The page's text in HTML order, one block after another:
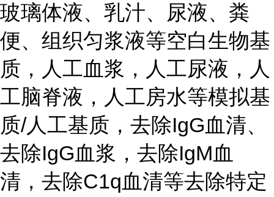
玻璃体液、乳汁、尿液、粪
便、组织匀浆液等空白生物基
质，人工血浆，人工尿液，人
工脑脊液，人工房水等模拟基
质/人工基质，去除IgG血清、
去除IgG血浆，去除IgM血
清，去除C1q血清等去除特定